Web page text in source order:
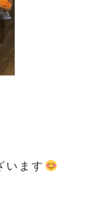
います